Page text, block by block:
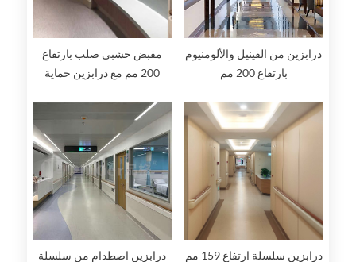
مقبض خشبي صلب بارتفاع
200 مم مع درابزين حماية
درابزين من الفينيل والألومنيوم
بارتفاع 200 مم
درابزين اصطدام من سلسلة
درابزين سلسلة ارتفاع 159 مم